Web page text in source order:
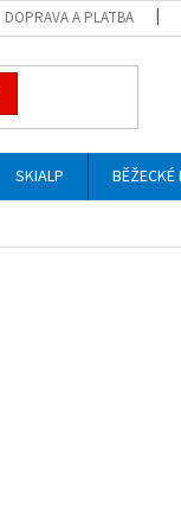
DOPRAVA A PLATBA
SKIALP BĚŽECKÉ